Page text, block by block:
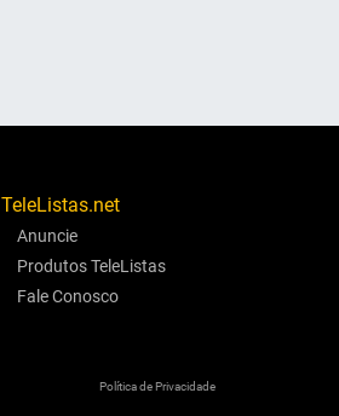
TeleListas.net
Anuncie
Produtos TeleListas
Fale Conosco
Política de Privacidade